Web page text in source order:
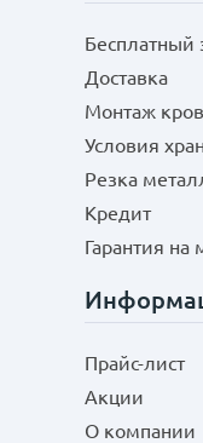
Бесплатный
Доставка
Монтаж
Условия
Резка
Кредит
Гарантия на
Прайс-лист
Акции
О компании